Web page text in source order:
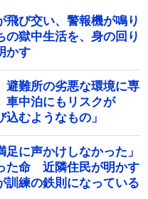
飛び交い、警報機が鳴り
獄中生活を、身の回り
かす
避難所の劣悪な環境に専
車中泊にもリスクが
込むようなもの」
足に声かけしなかった」
た命 近隣住民が明かす
訓練の鉄則になっている